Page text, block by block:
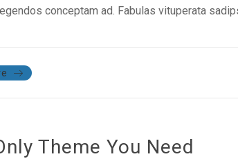
conceptam ad. Fabulas vituperata
Theme You Need